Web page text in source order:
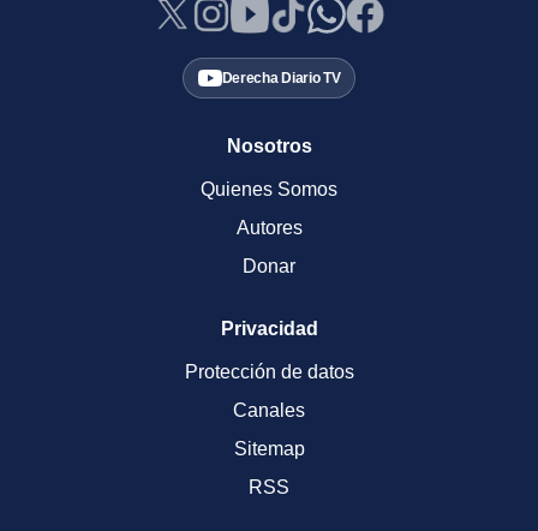
Derecha Diario TV
Nosotros
Quienes Somos
Autores
Donar
Privacidad
Protección de datos
Canales
Sitemap
RSS